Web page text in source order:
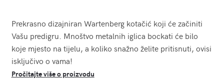
25,50 €.19,20 €.
Prekrasno dizajniran Wartenberg kotačić koji će začiniti
Vašu predigru. Mnoštvo metalnih iglica bockati će bilo
koje mjesto na tijelu, a koliko snažno želite pritisnuti, ovisi
isključivo o vama!
Pročitajte više o proizvodu